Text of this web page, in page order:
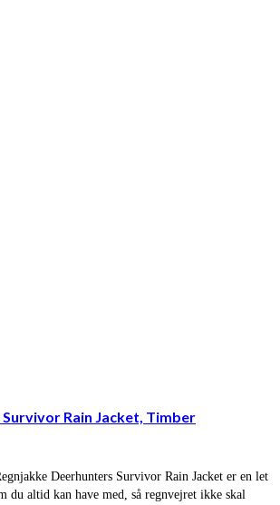
Rain Jacket, Timber
Deerhunters Survivor Rain Jacket er en let
du altid kan have med, så regnvejret ikke skal